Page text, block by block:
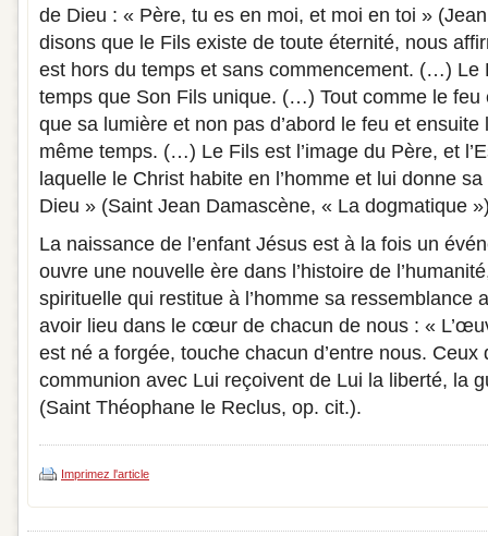
de Dieu : « Père, tu es en moi, et moi en toi »
disons que le Fils existe de toute éternité, nous
est hors du temps et sans commencement. (…) Le
temps que Son Fils unique. (…) Tout comme le feu
que sa lumière et non pas d’abord le feu et
même temps. (…) Le Fils est l’image du Père, et
laquelle le Christ habite en l’homme et lui donne
Dieu » (Saint Jean Damascène, « La dogmatique
La naissance de l’enfant Jésus est à la fois un
ouvre une nouvelle ère dans l’histoire de
spirituelle qui restitue à l’homme sa ressemblance
avoir lieu dans le cœur de chacun de nous : «
est né a forgée, touche chacun d’entre nous. Ceux
communion avec Lui reçoivent de Lui la liberté, la
(Saint Théophane le Reclus, op. cit.).
Imprimez l'article